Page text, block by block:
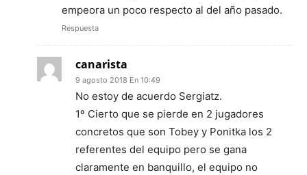
empeora un poco respecto al del año pasado.
Respuesta
canarista
9 agosto 2018 En 10:49
No estoy de acuerdo Sergiatz.
1º Cierto que se pierde en 2 jugadores
concretos que son Tobey y Ponitka los 2
referentes del equipo pero se gana
claramente en banquillo, el equipo no